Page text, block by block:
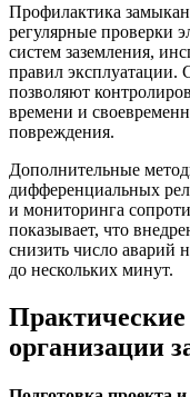
Профилактика
регулярные проверки
систем заземления,
правил эксплуатации.
позволяют
времени и
повреждения.
Дополнительные
дифференциальных
и мониторинга
показывает, что
снизить число аварий
до нескольких минут.
организации